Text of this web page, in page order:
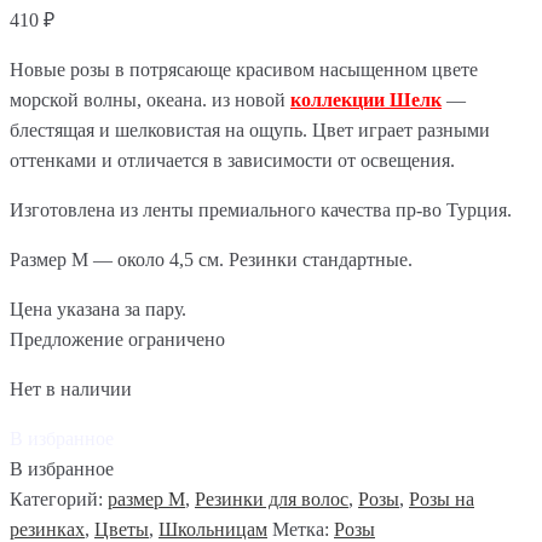
410 ₽
Новые розы в потрясающе красивом насыщенном цвете
морской волны, океана. из новой коллекции Шелк —
блестящая и шелковистая на ощупь. Цвет играет разными
оттенками и отличается в зависимости от освещения.
Изготовлена из ленты премиального качества пр-во Турция.
Размер M — около 4,5 см. Резинки стандартные.
Цена указана за пару.
Предложение ограничено
Нет в наличии
В избранное
Категорий: размер M, Резинки для волос, Розы, Розы на
резинках, Цветы, Школьницам Метка: Розы